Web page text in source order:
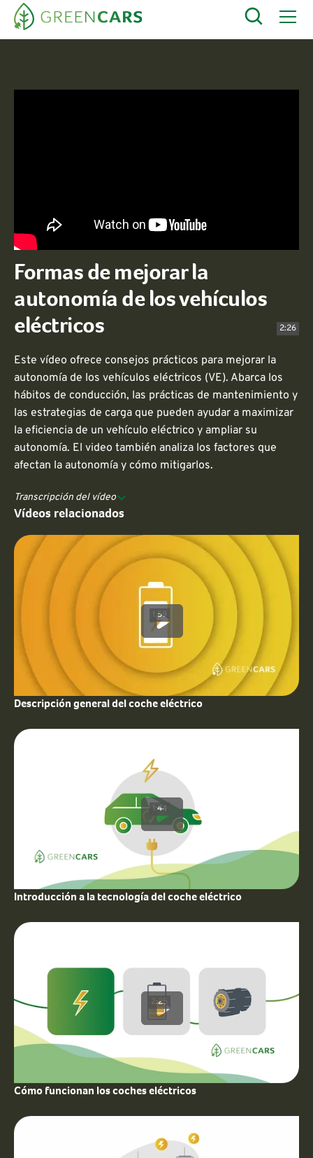
Formas de mejorar la
autonomía de los vehículos
eléctricos
2:26
Este vídeo ofrece consejos prácticos para mejorar la
autonomía de los vehículos eléctricos (VE). Abarca los
hábitos de conducción, las prácticas de mantenimiento y
las estrategias de carga que pueden ayudar a maximizar
la eficiencia de un vehículo eléctrico y ampliar su
autonomía. El video también analiza los factores que
afectan la autonomía y cómo mitigarlos.
Transcripción del vídeo
Vídeos relacionados
1:59
Descripción general del coche eléctrico
1:44
Introducción a la tecnología del coche eléctrico
2:25
Cómo funcionan los coches eléctricos